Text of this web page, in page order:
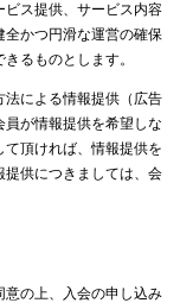
ス提供、サービス内容
かつ円滑な運営の確保
るものとします。
法による情報提供（広告
が情報提供を希望しな
頂ければ、情報提供を
供につきましては、会
意の上、入会の申し込み